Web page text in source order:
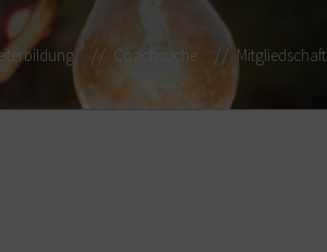
Coachsuche Mitgliedschaft